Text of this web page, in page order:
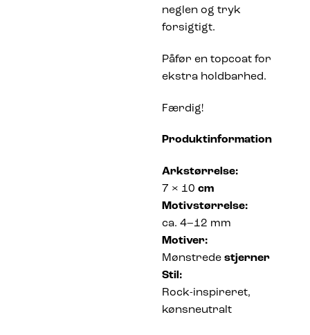
neglen og tryk
forsigtigt.
Påfør en topcoat for
ekstra holdbarhed.
Færdig!
Produktinformation
Arkstørrelse:
7 × 10 cm
Motivstørrelse:
ca. 4–12 mm
Motiver:
Mønstrede stjerner
Stil:
Rock-inspireret,
kønsneutralt